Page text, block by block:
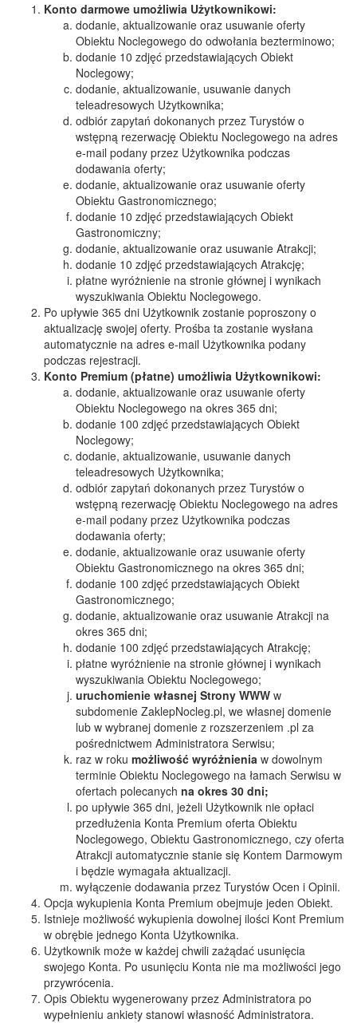
Konto darmowe umożliwia Użytkownikowi:
dodanie, aktualizowanie oraz usuwanie oferty
Obiektu Noclegowego do odwołania bezterminowo;
dodanie 10 zdjęć przedstawiających Obiekt
Noclegowy;
dodanie, aktualizowanie, usuwanie danych
teleadresowych Użytkownika;
odbiór zapytań dokonanych przez Turystów o
wstępną rezerwację Obiektu Noclegowego na adres
e-mail podany przez Użytkownika podczas
dodawania oferty;
dodanie, aktualizowanie oraz usuwanie oferty
Obiektu Gastronomicznego;
dodanie 10 zdjęć przedstawiających Obiekt
Gastronomiczny;
dodanie, aktualizowanie oraz usuwanie Atrakcji;
dodanie 10 zdjęć przedstawiających Atrakcję;
płatne wyróżnienie na stronie głównej i wynikach
wyszukiwania Obiektu Noclegowego.
Po upływie 365 dni Użytkownik zostanie poproszony o
aktualizację swojej oferty. Prośba ta zostanie wysłana
automatycznie na adres e-mail Użytkownika podany
podczas rejestracji.
Konto Premium (płatne) umożliwia Użytkownikowi:
dodanie, aktualizowanie oraz usuwanie oferty
Obiektu Noclegowego na okres 365 dni;
dodanie 100 zdjęć przedstawiających Obiekt
Noclegowy;
dodanie, aktualizowanie, usuwanie danych
teleadresowych Użytkownika;
odbiór zapytań dokonanych przez Turystów o
wstępną rezerwację Obiektu Noclegowego na adres
e-mail podany przez Użytkownika podczas
dodawania oferty;
dodanie, aktualizowanie oraz usuwanie oferty
Obiektu Gastronomicznego na okres 365 dni;
dodanie 100 zdjęć przedstawiających Obiekt
Gastronomicznego;
dodanie, aktualizowanie oraz usuwanie Atrakcji na
okres 365 dni;
dodanie 100 zdjęć przedstawiających Atrakcję;
płatne wyróżnienie na stronie głównej i wynikach
wyszukiwania Obiektu Noclegowego;
uruchomienie własnej Strony WWW w
subdomenie ZaklepNocleg.pl, we własnej domenie
lub w wybranej domenie z rozszerzeniem .pl za
pośrednictwem Administratora Serwisu;
raz w roku możliwość wyróżnienia w dowolnym
terminie Obiektu Noclegowego na łamach Serwisu w
ofertach polecanych na okres 30 dni;
po upływie 365 dni, jeżeli Użytkownik nie opłaci
przedłużenia Konta Premium oferta Obiektu
Noclegowego, Obiektu Gastronomicznego, czy oferta
Atrakcji automatycznie stanie się Kontem Darmowym
i będzie wymagała aktualizacji.
wyłączenie dodawania przez Turystów Ocen i Opinii.
Opcja wykupienia Konta Premium obejmuje jeden Obiekt.
Istnieje możliwość wykupienia dowolnej ilości Kont Premium
w obrębie jednego Konta Użytkownika.
Użytkownik może w każdej chwili zażądać usunięcia
swojego Konta. Po usunięciu Konta nie ma możliwości jego
przywrócenia.
Opis Obiektu wygenerowany przez Administratora po
wypełnieniu ankiety stanowi własność Administratora.